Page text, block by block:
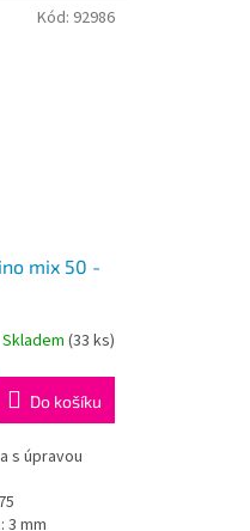
mix 50 -
Skladem (33 ks)
Do košíku
s úpravou
3 mm
Kód: 92986